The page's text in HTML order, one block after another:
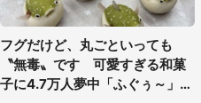
フグだけど、丸ごといっても
〝無毒〟です 可愛すぎる和菓
子に4.7万人夢中「ふぐぅ～」